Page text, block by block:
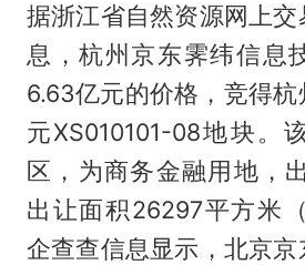
据浙江省自然资源网上
息，杭州京东霁纬信息
6.63亿元的价格，竞得
元XS010101-08地块。
区，为商务金融用地，
出让面积26297平方米
企查查信息显示，北京